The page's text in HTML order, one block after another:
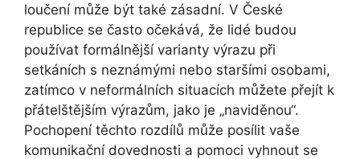
loučení může být také zásadní. V České
republice se často očekává, že lidé budou
používat formálnější varianty výrazu při
setkáních s neznámými nebo staršími osobami,
zatímco v neformálních situacích můžete přejít k
přátelštějším výrazům, jako je „naviděnou“.
Pochopení těchto rozdílů může posílit vaše
komunikační dovednosti a pomoci vyhnout se